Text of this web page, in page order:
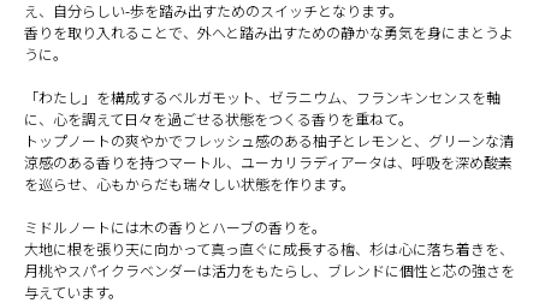
え、自分らしい-歩を踏み出すためのスイッチとなります。
⾹りを取り⼊れることで、外へと踏み出すための静かな勇気を身にまとうよ
うに。
「わたし」を構成するベルガモット、ゼラニウム、フランキンセンスを軸
に、⼼を調えて⽇々を過ごせる状態をつくる⾹りを重ねて。
トップノートの爽やかでフレッシュ感のある柚⼦とレモンと、グリーンな清
涼感のある⾹りを持つマートル、ユーカリラディアータは、呼吸を深め酸素
を巡らせ、⼼もからだも瑞々しい状態を作ります。
ミドルノートには⽊の⾹りとハーブの⾹りを。
⼤地に根を張り天に向かって真っ直ぐに成⻑する檜、杉は⼼に落ち着きを、
⽉桃やスパイクラベンダーは活⼒をもたらし、ブレンドに個性と芯の強さを
与えています。